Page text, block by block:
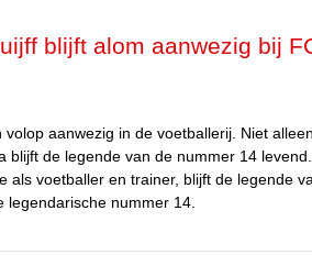
blijft alom aanwezig bij
aanwezig in de voetballerij. Niet
blijft de legende van de nummer 14 levend.
als voetballer en trainer, blijft de legende
legendarische nummer 14.